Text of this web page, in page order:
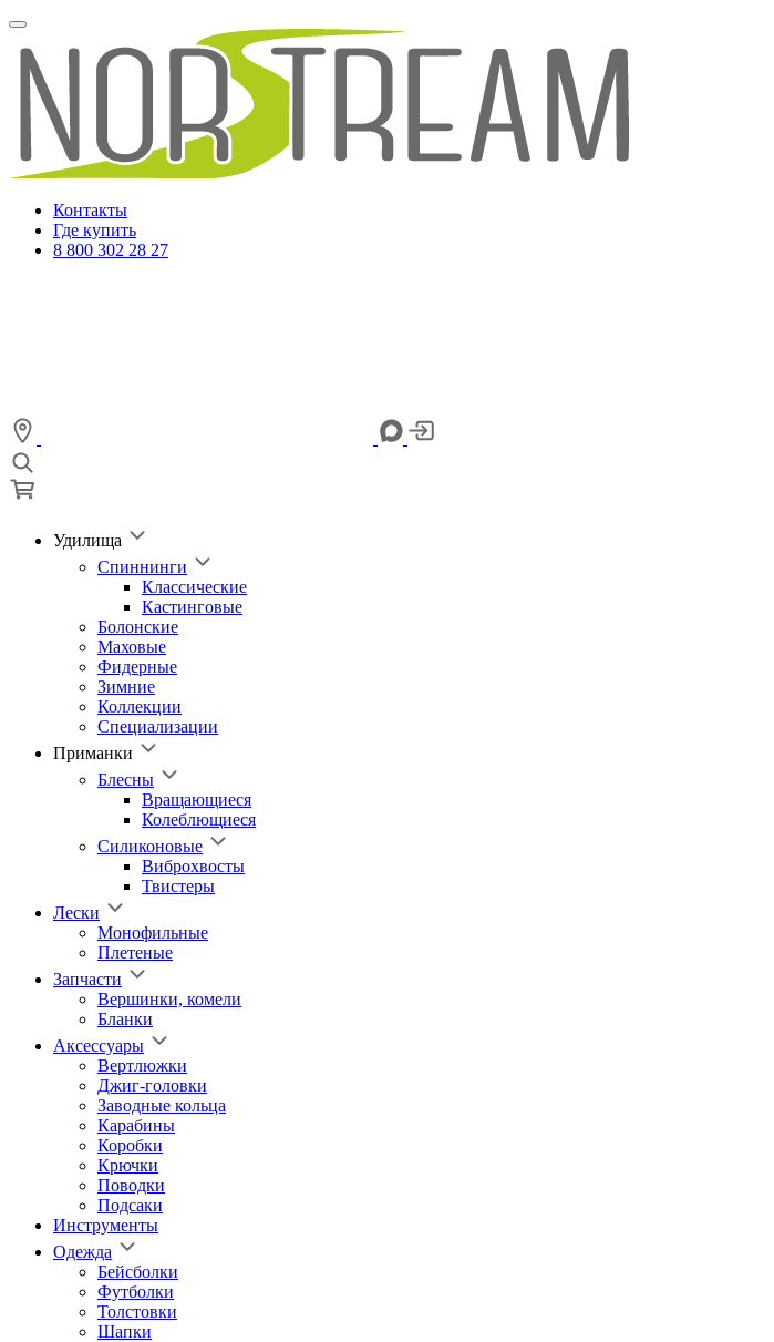
Контакты
Где купить
8 800 302 28 27
Удилища
Спиннинги
Классические
Кастинговые
Болонские
Маховые
Фидерные
Зимние
Коллекции
Специализации
Приманки
Блесны
Вращающиеся
Колеблющиеся
Силиконовые
Виброхвосты
Твистеры
Лески
Монофильные
Плетеные
Запчасти
Вершинки, комели
Бланки
Аксессуары
Вертлюжки
Джиг-головки
Заводные кольца
Карабины
Коробки
Крючки
Поводки
Подсаки
Инструменты
Одежда
Бейсболки
Футболки
Толстовки
Шапки